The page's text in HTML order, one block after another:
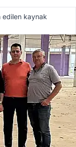
edilen kaynak